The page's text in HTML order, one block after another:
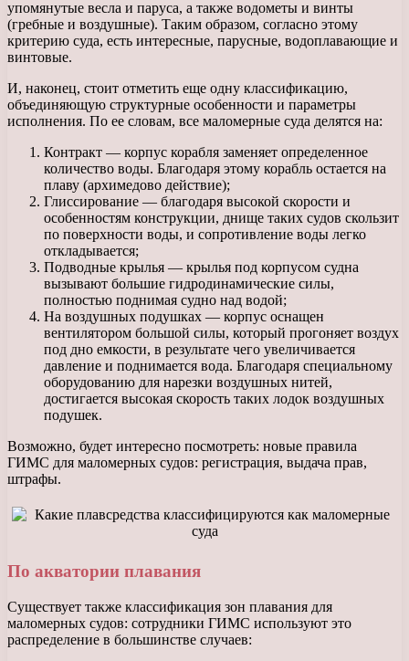
упомянутые весла и паруса, а также водометы и винты
(гребные и воздушные). Таким образом, согласно этому
критерию суда, есть интересные, парусные, водоплавающие и
винтовые.
И, наконец, стоит отметить еще одну классификацию,
объединяющую структурные особенности и параметры
исполнения. По ее словам, все маломерные суда делятся на:
Контракт — корпус корабля заменяет определенное
количество воды. Благодаря этому корабль остается на
плаву (архимедово действие);
Глиссирование — благодаря высокой скорости и
особенностям конструкции, днище таких судов скользит
по поверхности воды, и сопротивление воды легко
откладывается;
Подводные крылья — крылья под корпусом судна
вызывают большие гидродинамические силы,
полностью поднимая судно над водой;
На воздушных подушках — корпус оснащен
вентилятором большой силы, который прогоняет воздух
под дно емкости, в результате чего увеличивается
давление и поднимается вода. Благодаря специальному
оборудованию для нарезки воздушных нитей,
достигается высокая скорость таких лодок воздушных
подушек.
Возможно, будет интересно посмотреть: новые правила
ГИМС для маломерных судов: регистрация, выдача прав,
штрафы.
По акватории плавания
Существует также классификация зон плавания для
маломерных судов: сотрудники ГИМС используют это
распределение в большинстве случаев: